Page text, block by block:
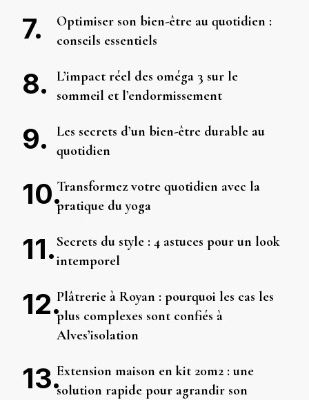
Optimiser son bien-être au quotidien :
conseils essentiels
L’impact réel des oméga 3 sur le
sommeil et l’endormissement
Les secrets d’un bien-être durable au
quotidien
Transformez votre quotidien avec la
pratique du yoga
Secrets du style : 4 astuces pour un look
intemporel
Plâtrerie à Royan : pourquoi les cas les
plus complexes sont confiés à
Alves’isolation
Extension maison en kit 20m2 : une
solution rapide pour agrandir son